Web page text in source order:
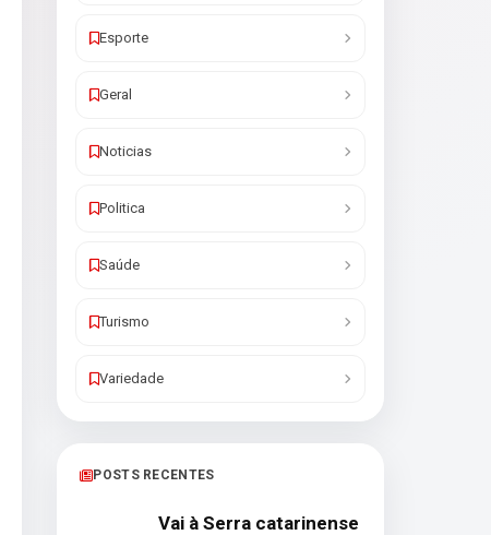
Esporte
Geral
Noticias
Politica
Saúde
Turismo
Variedade
POSTS RECENTES
Vai à Serra catarinense